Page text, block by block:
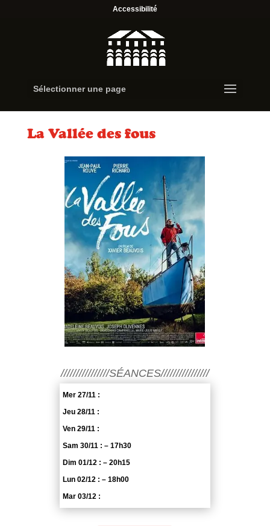
Accessibilité
Sélectionner une page
La Vallée des fous
////////////////SÉANCES////////////////
Mer 27/11 :
Jeu 28/11 :
Ven 29/11 :
Sam 30/11 : – 17h30
Dim 01/12 : – 20h15
Lun 02/12 : – 18h00
Mar 03/12 :